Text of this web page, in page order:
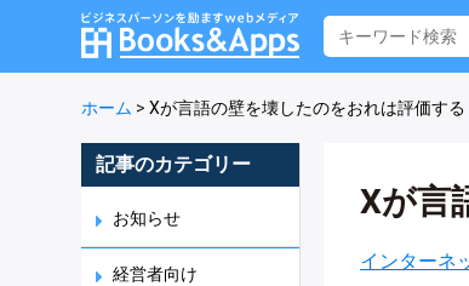
ホーム > Xが言語の壁を壊したのをおれは評価する
記事のカテゴリー
お知らせ
経営者向け
Xが言
インターネ